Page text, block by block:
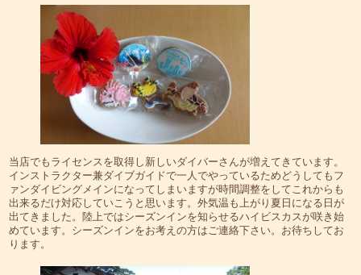
当店でもライセンスを取得し新しいダイバーさんが増えてきています。
インストラクター兼ダイブガイドで一人でやっているためどうしてもフ
ァンダイビングメインになってしまいますが時間調整をしてこれからも
出来るだけ対応していこうと思います。外気温も上がり夏日になる日が
出てきました。陸上ではシーズンインを知らせるハイビスカスが咲き始
めています。シーズンインをお考えの方はご連絡下さい。お待ちしてお
ります。